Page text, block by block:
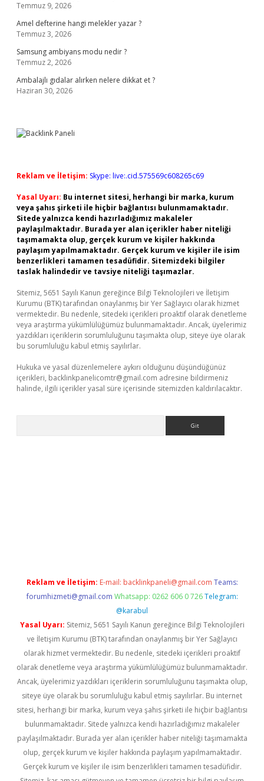
Temmuz 9, 2026
Amel defterine hangi melekler yazar ?
Temmuz 3, 2026
Samsung ambiyans modu nedir ?
Temmuz 2, 2026
Ambalajlı gıdalar alırken nelere dikkat et ?
Haziran 30, 2026
Reklam ve İletişim: Skype: live:.cid.575569c608265c69
Yasal Uyarı: Bu internet sitesi, herhangi bir marka, kurum
veya şahıs şirketi ile hiçbir bağlantısı bulunmamaktadır.
Sitede yalnızca kendi hazırladığımız makaleler
paylaşılmaktadır. Burada yer alan içerikler haber niteliği
taşımamakta olup, gerçek kurum ve kişiler hakkında
paylaşım yapılmamaktadır. Gerçek kurum ve kişiler ile isim
benzerlikleri tamamen tesadüfidir. Sitemizdeki bilgiler
taslak halindedir ve tavsiye niteliği taşımazlar.
Sitemiz, 5651 Sayılı Kanun gereğince Bilgi Teknolojileri ve İletişim
Kurumu (BTK) tarafından onaylanmış bir Yer Sağlayıcı olarak hizmet
vermektedir. Bu nedenle, sitedeki içerikleri proaktif olarak denetleme
veya araştırma yükümlülüğümüz bulunmamaktadır. Ancak, üyelerimiz
yazdıkları içeriklerin sorumluluğunu taşımakta olup, siteye üye olarak
bu sorumluluğu kabul etmiş sayılırlar.
Hukuka ve yasal düzenlemelere aykırı olduğunu düşündüğünüz
içerikleri, backlinkpanelicomtr@gmail.com adresine bildirmeniz
halinde, ilgili içerikler yasal süre içerisinde sitemizden kaldırılacaktır.
Reklam ve İletişim: E-mail: backlinkpaneli@gmail.com Teams:
forumhizmeti@gmail.com Whatsapp: 0262 606 0 726 Telegram:
@karabul
Yasal Uyarı: Sitemiz, 5651 Sayılı Kanun gereğince Bilgi Teknolojileri
ve İletişim Kurumu (BTK) tarafından onaylanmış bir Yer Sağlayıcı
olarak hizmet vermektedir. Bu nedenle, sitedeki içerikleri proaktif
olarak denetleme veya araştırma yükümlülüğümüz bulunmamaktadır.
Ancak, üyelerimiz yazdıkları içeriklerin sorumluluğunu taşımakta olup,
siteye üye olarak bu sorumluluğu kabul etmiş sayılırlar. Bu internet
sitesi, herhangi bir marka, kurum veya şahıs şirketi ile hiçbir bağlantısı
bulunmamaktadır. Sitede yalnızca kendi hazırladığımız makaleler
paylaşılmaktadır. Burada yer alan içerikler haber niteliği taşımamakta
olup, gerçek kurum ve kişiler hakkında paylaşım yapılmamaktadır.
Gerçek kurum ve kişiler ile isim benzerlikleri tamamen tesadüfidir.